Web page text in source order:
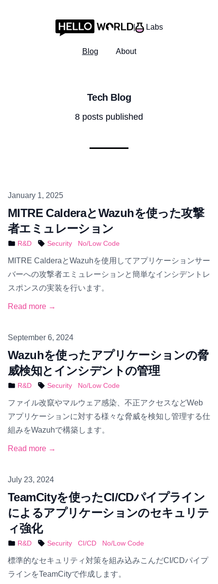
| Labs
Blog About
Tech Blog
8 posts published
Published on
January 1, 2025
MITRE CalderaとWazuhを使った攻撃
者エミュレーション
R&D Security No/Low Code
MITRE CalderaとWazuhを使用してアプリケーションサー
バーへの攻撃者エミュレーションと簡単なインシデントレ
スポンスの実装を行います。
Read more →
Published on
September 6, 2024
Wazuhを使ったアプリケーションの脅
威検知とインシデントの管理
R&D Security No/Low Code
ファイル改竄やマルウェア感染、不正アクセスなどWeb
アプリケーションに対する様々な脅威を検知し管理する仕
組みをWazuhで構築します。
Read more →
Published on
July 23, 2024
TeamCityを使ったCI/CDパイプライン
によるアプリケーションのセキュリテ
ィ強化
R&D Security CI/CD No/Low Code
標準的なセキュリティ対策を組み込みこんだCI/CDパイプ
ラインをTeamCityで作成します。